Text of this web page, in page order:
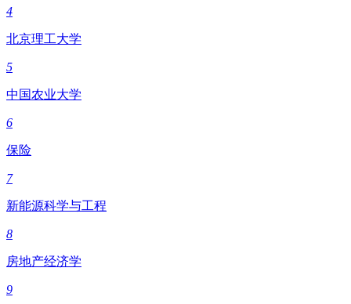
4
北京理工大学
5
中国农业大学
6
保险
7
新能源科学与工程
8
房地产经济学
9